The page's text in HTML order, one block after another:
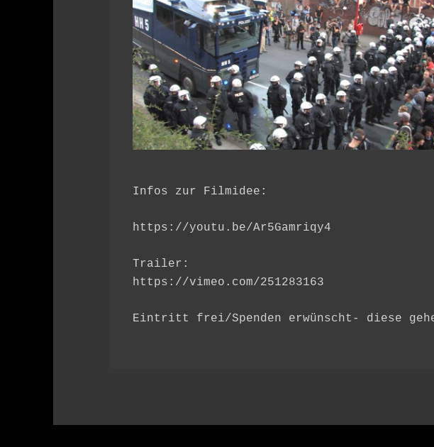
Infos zur Filmidee:
https://youtu.be/Ar5Gamriqy4
Trailer:
https://vimeo.com/251283163
Eintritt frei/Spenden erwünscht- diese